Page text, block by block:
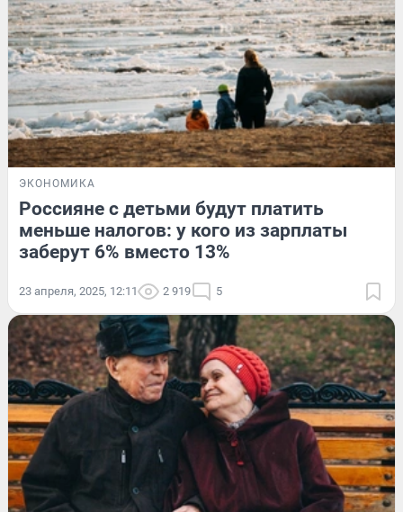
ЭКОНОМИКА
Россияне с детьми будут платить
меньше налогов: у кого из зарплаты
заберут 6% вместо 13%
23 апреля, 2025, 12:11 2 919 5